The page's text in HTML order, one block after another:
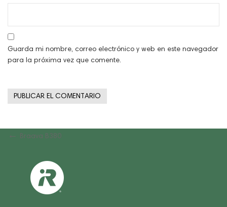
Guarda mi nombre, correo electrónico y web en este navegador
para la próxima vez que comente.
Navegación
entradas
Previous
Braava B380